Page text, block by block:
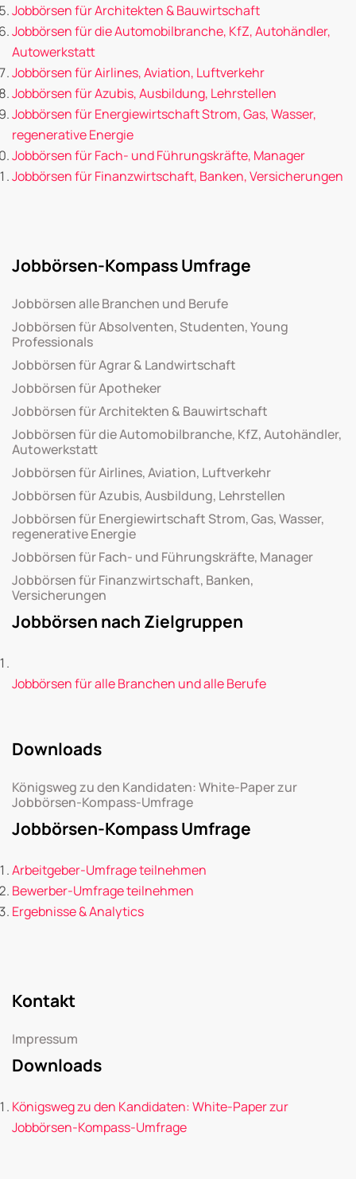
Jobbörsen für Architekten & Bauwirtschaft
Jobbörsen für die Automobilbranche, KfZ, Autohändler,
Autowerkstatt
Jobbörsen für Airlines, Aviation, Luftverkehr
Jobbörsen für Azubis, Ausbildung, Lehrstellen
Jobbörsen für Energiewirtschaft Strom, Gas, Wasser,
regenerative Energie
Jobbörsen für Fach- und Führungskräfte, Manager
Jobbörsen für Finanzwirtschaft, Banken, Versicherungen
Jobbörsen-Kompass Umfrage
Jobbörsen alle Branchen und Berufe
Jobbörsen für Absolventen, Studenten, Young
Professionals
Jobbörsen für Agrar & Landwirtschaft
Jobbörsen für Apotheker
Jobbörsen für Architekten & Bauwirtschaft
Jobbörsen für die Automobilbranche, KfZ, Autohändler,
Autowerkstatt
Jobbörsen für Airlines, Aviation, Luftverkehr
Jobbörsen für Azubis, Ausbildung, Lehrstellen
Jobbörsen für Energiewirtschaft Strom, Gas, Wasser,
regenerative Energie
Jobbörsen für Fach- und Führungskräfte, Manager
Jobbörsen für Finanzwirtschaft, Banken,
Versicherungen
Jobbörsen nach Zielgruppen
Jobbörsen für alle Branchen und alle Berufe
Downloads
Königsweg zu den Kandidaten: White-Paper zur
Jobbörsen-Kompass-Umfrage
Jobbörsen-Kompass Umfrage
Arbeitgeber-Umfrage teilnehmen
Bewerber-Umfrage teilnehmen
Ergebnisse & Analytics
Kontakt
Impressum
Downloads
Königsweg zu den Kandidaten: White-Paper zur
Jobbörsen-Kompass-Umfrage